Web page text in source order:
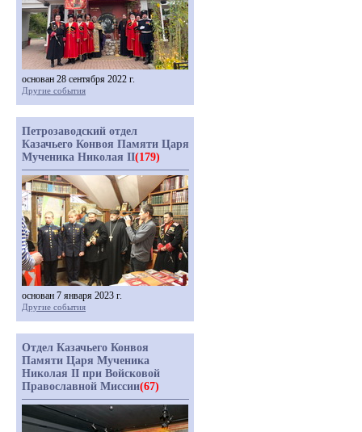
основан 28 сентября 2022 г.
Другие события
Петрозаводский отдел
Казачьего Конвоя Памяти Царя
Мученика Николая II(179)
основан 7 января 2023 г.
Другие события
Отдел Казачьего Конвоя
Памяти Царя Мученика
Николая II при Войсковой
Православной Миссии(67)